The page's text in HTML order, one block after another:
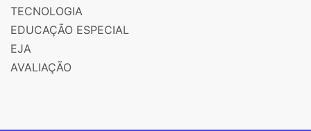
TECNOLOGIA
EDUCAÇÃO ESPECIAL
EJA
AVALIAÇÃO